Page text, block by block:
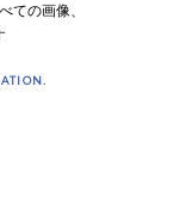
ての画像、